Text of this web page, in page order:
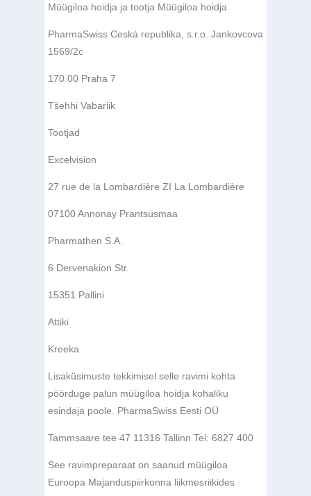
Müügiloa hoidja ja tootja Müügiloa hoidja
PharmaSwiss Ceská republika, s.r.o. Jankovcova
1569/2c
170 00 Praha 7
Tšehhi Vabariik
Tootjad
Excelvision
27 rue de la Lombardière ZI La Lombardière
07100 Annonay Prantsusmaa
Pharmathen S.A.
6 Dervenakion Str.
15351 Pallini
Attiki
Kreeka
Lisaküsimuste tekkimisel selle ravimi kohta
pöörduge palun müügiloa hoidja kohaliku
esindaja poole. PharmaSwiss Eesti OÜ
Tammsaare tee 47 11316 Tallinn Tel: 6827 400
See ravimpreparaat on saanud müügiloa
Euroopa Majanduspiirkonna liikmesriikides